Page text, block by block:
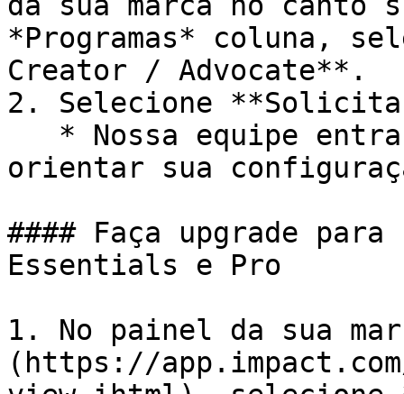
*Programas* coluna,
Creator / Advocate**.
2. Selecione
orientar sua
#### Faça upgrade para
Essentials e Pro
1. No painel da sua
(https://